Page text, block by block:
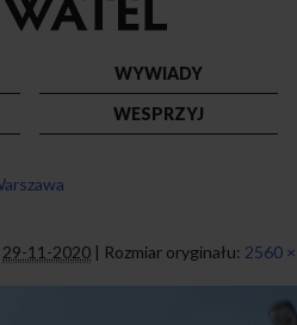
strony
WYWIADY
WESPRZYJ
29-11-2020 | Rozmiar oryginału: 2560 ×